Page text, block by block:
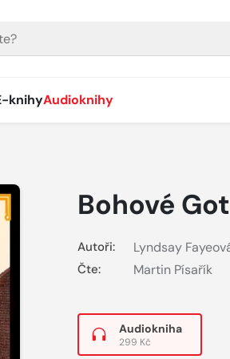
knihyAudioknihy
Bohové
Autoři: Lyndsay
Čte: Martin Písařík
Audiokniha
299 Kč